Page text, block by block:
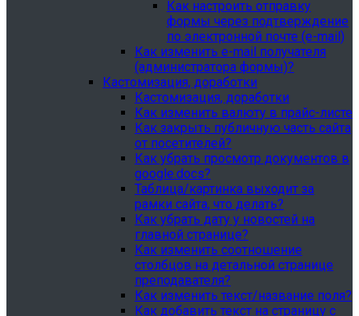
Как настроить отправку
формы через подтверждение
по электронной почте (e-mail)
Как изменить e-mail получателя
(администратора формы)?
Кастомизация, доработки
Кастомизация, доработки
Как изменить валюту в прайс-листе
Как закрыть публичную часть сайта
от посетителей?
Как убрать просмотр документов в
google.docs?
Таблица/картинка выходит за
рамки сайта, что делать?
Как убрать дату у новостей на
главной странице?
Как изменить соотношение
столбцов на детальной странице
преподавателя?
Как изменить текст/название поля?
Как добавить текст на страницу с